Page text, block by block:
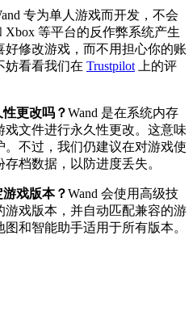
专为单人游戏而开发，不会
Xbox 等平台的反作弊系统产生
修改游戏，而不用担心你的账
妨看看我们在 Trustpilot 上的评
更改吗？Wand 是在系统内存
文件进行永久性更改。这意味
不过，我们仍建议在对游戏使
档数据，以防进度丢失。
戏版本？Wand 会使用高级技
戏版本，并自动匹配兼容的游
和智能助手适用于所有版本。